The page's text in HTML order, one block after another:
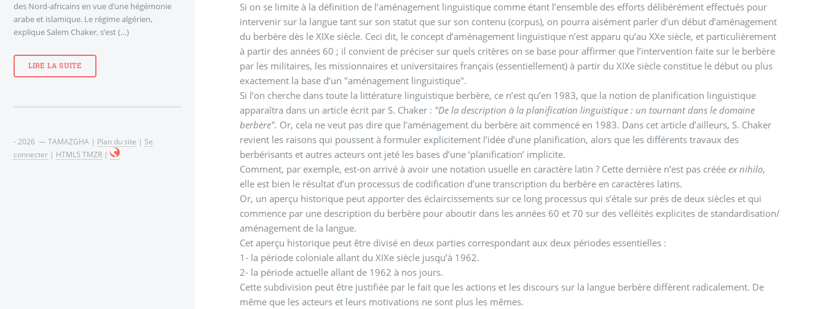
Si on se limite à la définition de l’aménagement linguistique comme étant l’ensemble des efforts délibérément effectués pour
intervenir sur la langue tant sur son statut que sur son contenu (corpus), on pourra aisément parler d’un début d’aménagement
du berbère dès le XIXe siècle. Ceci dit, le concept d’aménagement linguistique n’est apparu qu’au XXe siècle, et particulièrement
à partir des années 60 ; il convient de préciser sur quels critères on se base pour affirmer que l’intervention faite sur le berbère
par les militaires, les missionnaires et universitaires français (essentiellement) à partir du XIXe siècle constitue le début ou plus
exactement la base d’un "aménagement linguistique".
Si l’on cherche dans toute la littérature linguistique berbère, ce n’est qu’en 1983, que la notion de planification linguistique
apparaîtra dans un article écrit par S. Chaker : "De la description à la planification linguistique : un tournant dans le domaine
berbère". Or, cela ne veut pas dire que l’aménagement du berbère ait commencé en 1983. Dans cet article d’ailleurs, S. Chaker
revient les raisons qui poussent à formuler explicitement l’idée d’une planification, alors que les différents travaux des
berbérisants et autres acteurs ont jeté les bases d’une ‘planification’ implicite.
Comment, par exemple, est-on arrivé à avoir une notation usuelle en caractère latin ? Cette dernière n’est pas crééeex nihilo,
elle est bien le résultat d’un processus de codification d’une transcription du berbère en caractères latins.
Or, un aperçu historique peut apporter des éclaircissements sur ce long processus qui s’étale sur prés de deux siècles et qui
commence par une description du berbère pour aboutir dans les années 60 et 70 sur des velléités explicites de standardisation/
aménagement de la langue.
Cet aperçu historique peut être divisé en deux parties correspondant aux deux périodes essentielles :
1- la période coloniale allant du XIXe siècle jusqu’à 1962.
2- la période actuelle allant de 1962 à nos jours.
Cette subdivision peut être justifiée par le fait que les actions et les discours sur la langue berbère diffèrent radicalement. De
même que les acteurs et leurs motivations ne sont plus les mêmes.
des Nord-africains en vue d’une hégémonie
arabe et islamique. Le régime algérien,
explique Salem Chaker, s’est (…)
LIRE LA SUITE
- 2026 — TAMAZGHA | Plan du site | Se
connecter | HTML5 TMZR |